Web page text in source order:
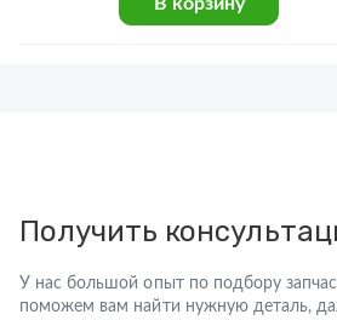
Получить
У нас большой опыт по подбору
поможем вам найти нужную деталь,